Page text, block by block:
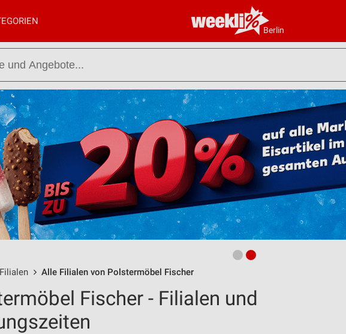
Berlin
Alle Filialen von Polstermöbel Fischer
Fischer - Filialen und